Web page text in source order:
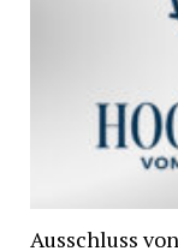
Ausschluss